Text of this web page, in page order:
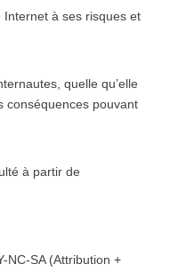
Internet à ses risques et
quelle qu’elle
conséquences pouvant
à partir de
NC-SA (Attribution +